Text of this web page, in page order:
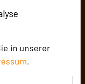
in unserer
.